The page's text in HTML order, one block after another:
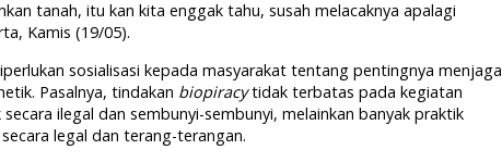
tanah, itu kan kita enggak tahu, susah melacaknya apalagi
Kamis (19/05).
sosialisasi kepada masyarakat tentang pentingnya menjaga
Pasalnya, tindakan biopiracytidak terbatas pada kegiatan
ilegal dan sembunyi-sembunyi, melainkan banyak praktik
legal dan terang-terangan.